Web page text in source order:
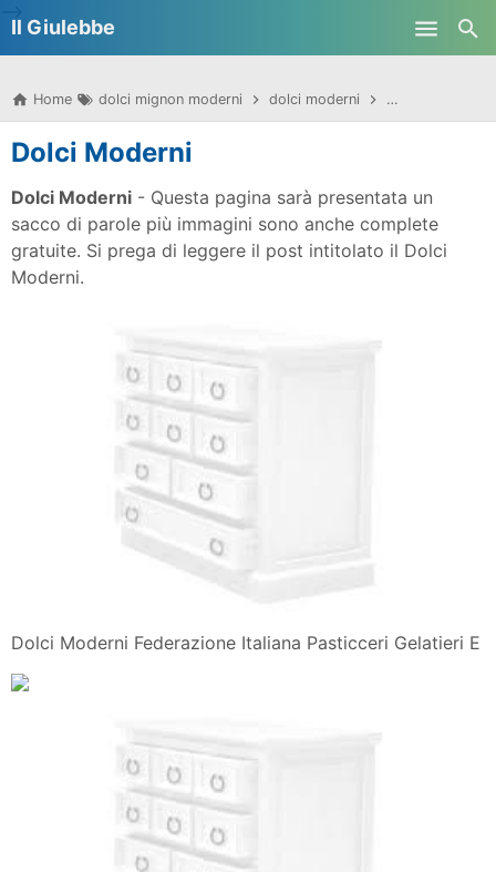
Il Giulebbe
Home dolci mignon moderni dolci moderni dolci moderni
Dolci Moderni
Dolci Moderni - Questa pagina sarà presentata un
sacco di parole più immagini sono anche complete
gratuite. Si prega di leggere il post intitolato il Dolci
Moderni.
Dolci Moderni Federazione Italiana Pasticceri Gelatieri E